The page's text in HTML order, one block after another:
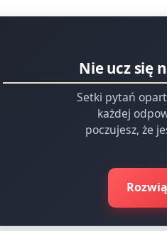
Nie ucz się
Setki pytań
każdej
poczujesz, że